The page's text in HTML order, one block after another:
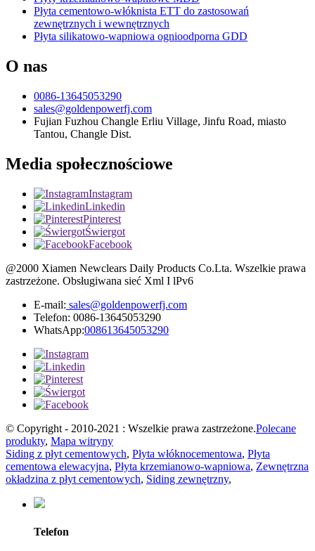
Płyta cementowo-włóknista ETT do zastosowań
zewnętrznych i wewnętrznych
Płyta silikatowo-wapniowa ognioodporna GDD
O nas
0086-13645053290
sales@goldenpowerfj.com
Fujian Fuzhou Changle Erliu Village, Jinfu Road, miasto
Tantou, Changle Dist.
Media społecznościowe
Instagram
Linkedin
Pinterest
Świergot
Facebook
@2000 Xiamen Newclears Daily Products Co.Lta. Wszelkie prawa
zastrzeżone. Obsługiwana sieć Xml I lPv6
E-mail: sales@goldenpowerfj.com
Telefon: 0086-13645053290
WhatsApp:008613645053290
© Copyright - 2010-2021 : Wszelkie prawa zastrzeżone.Polecane
produkty, Mapa witryny
Siding z płyt cementowych, Płyta włóknocementowa, Płyta
cementowa elewacyjna, Płyta krzemianowo-wapniowa, Zewnętrzna
okładzina z płyt cementowych, Siding zewnętrzny,
Telefon